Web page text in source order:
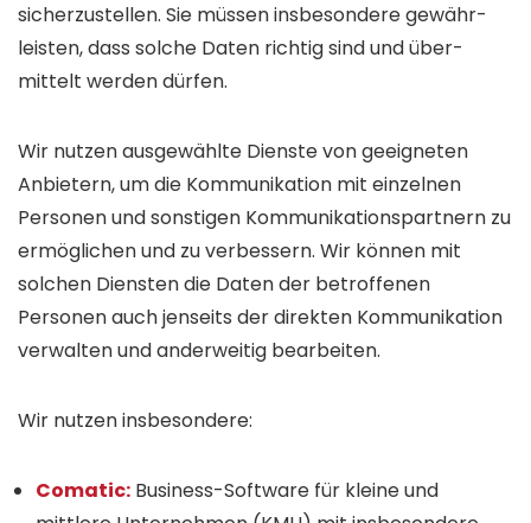
sicherzustellen. Sie müssen insbesondere gewähr­
leisten, dass solche Daten richtig sind und über­
mittelt werden dürfen.
Wir nutzen ausgewählte Dienste von geeigneten
Anbietern, um die Kommuni­kation mit einzelnen
Personen und sonstigen Kommunikations­partnern zu
ermöglichen und zu verbessern. Wir können mit
solchen Diensten die Daten der betroffenen
Personen auch jenseits der direkten Kommuni­kation
verwalten und anderweitig bearbeiten.
Wir nutzen insbesondere:
Comatic: Business-Software für kleine und